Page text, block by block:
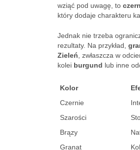
wziąć pod uwagę, to
który dodaje charakteru
Jednak nie trzeba
rezultaty. Na przykład,
Zieleń , zwłaszcza w
kolei burgund lub inne
Kolor
Czernie
Szarości
Brązy
Granat